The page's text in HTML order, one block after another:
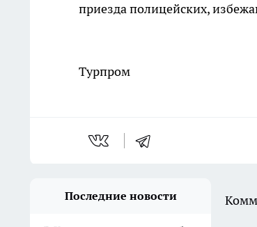
приезда полицейских,
Турпром
Последние новости